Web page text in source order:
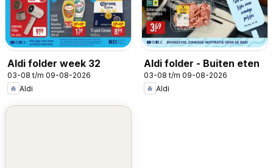
Aldi folder week 32
03-08 t/m 09-08-2026
Aldi
Aldi folder - Buiten eten
03-08 t/m 09-08-2026
Aldi